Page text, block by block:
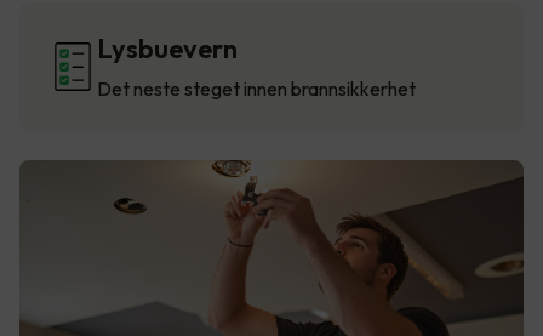
Lysbuevern
Det neste steget innen brannsikkerhet